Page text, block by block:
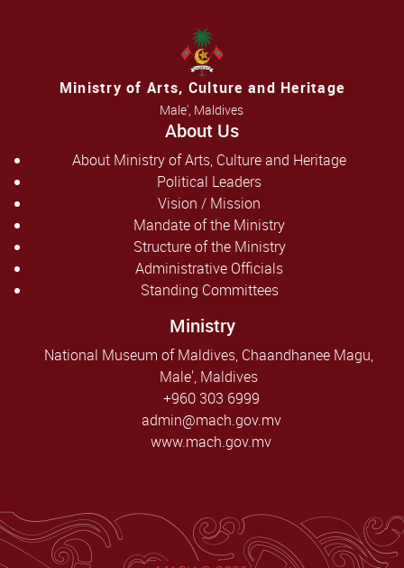
Ministry of Arts, Culture and Heritage
Male', Maldives
About Us
About Ministry of Arts, Culture and Heritage
Political Leaders
Vision / Mission
Mandate of the Ministry
Structure of the Ministry
Administrative Officials
Standing Committees
Ministry
National Museum of Maldives, Chaandhanee Magu,
Male', Maldives
+960 303 6999
admin@mach.gov.mv
www.mach.gov.mv